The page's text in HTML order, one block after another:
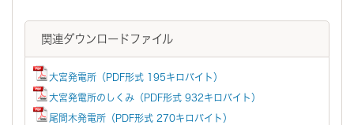
関連ダウンロードファイル
大宮発電所（PDF形式 195キロバイト）
大宮発電所のしくみ（PDF形式 932キロバイト）
尾間木発電所（PDF形式 270キロバイト）